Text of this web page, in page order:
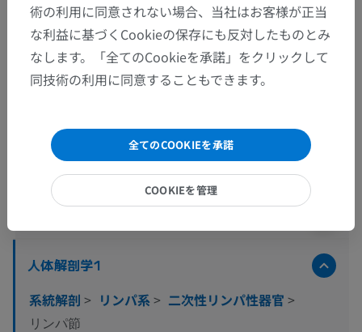
解剖学的階層
人体解剖学1
系統解剖 > リンパ系> 二次性リンパ性器官 >
リンパ節
術の利用に同意されない場合、当社はお客様が正当
な利益に基づくCookieの保存にも反対したものとみ
なします。「全てのCookieを承諾」をクリックして
同技術の利用に同意することもできます。
全てのCOOKIEを承諾
COOKIEを管理